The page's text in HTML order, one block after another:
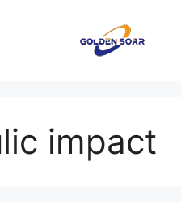
المحتوى
impact